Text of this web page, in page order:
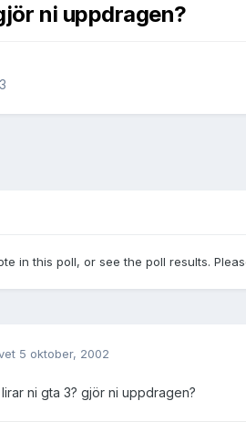
ni uppdragen?
in this poll, or see the poll results.
5 oktober, 2002
ni gta 3? gjör ni uppdragen?